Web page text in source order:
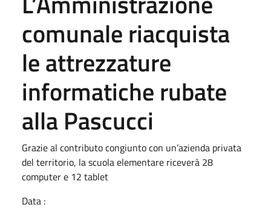
comunale riacquista
le attrezzature
informatiche rubate
alla Pascucci
Grazie al contributo congiunto con un’azienda privata
del territorio, la scuola elementare riceverà 28
computer e 12 tablet
Data :